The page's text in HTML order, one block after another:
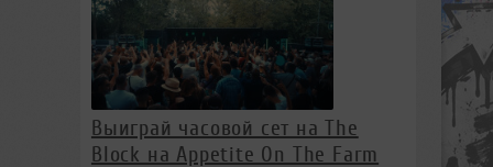
Выиграй часовой сет на The
Block на Appetite On The Farm